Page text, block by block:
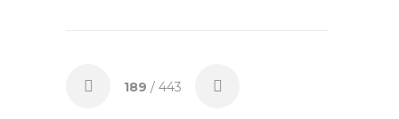
189 / 443